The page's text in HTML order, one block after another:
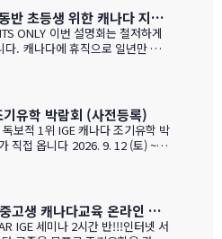
캐나다 지역,학교 선택 설명회 8월25(화)
회는 철저하게
만 가
유학 박람회 (사전등록)
다 조기유학 박
실패 없는 북미대입을 위한 중고생 캐나다교육 온라인 ZOOM 설명회 6월 16일(화)
서